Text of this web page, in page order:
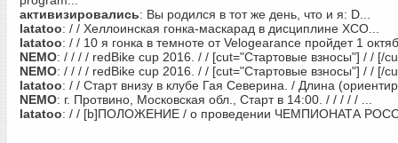
активизировались: Вы родился в тот же день, что и я: D...
latatoo: / / Хеллоинская гонка-маскарад в дисциплине ХСО...
latatoo: / / 10 я гонка в темноте от Velogearance пройдет 1
NEMO: / / / / redBike cup 2016. / / [cut="Стартовые взносы"] / / [/
NEMO: / / / / redBike cup 2016. / / [cut="Стартовые взносы"] / / [/
latatoo: / / Старт внизу в клубе Гая Северина. / Длина
NEMO: г. Протвино, Московская обл., Старт в 14:00. / / / / / ...
latatoo: / / [b]ПОЛОЖЕНИЕ / о проведении ЧЕМПИОНАТА